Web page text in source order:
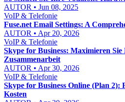
AUTOR • Jun 08, 2025
VoIP & Telefonie
Fuse.net Email Settings: A
AUTOR • Apr 20, 2026
VoIP & Telefonie
Skype for Business: Maximieren
Zusammenarbeit
AUTOR • Apr 30, 2026
VoIP & Telefonie
Skype for Business Online (Plan 2):
Kosten